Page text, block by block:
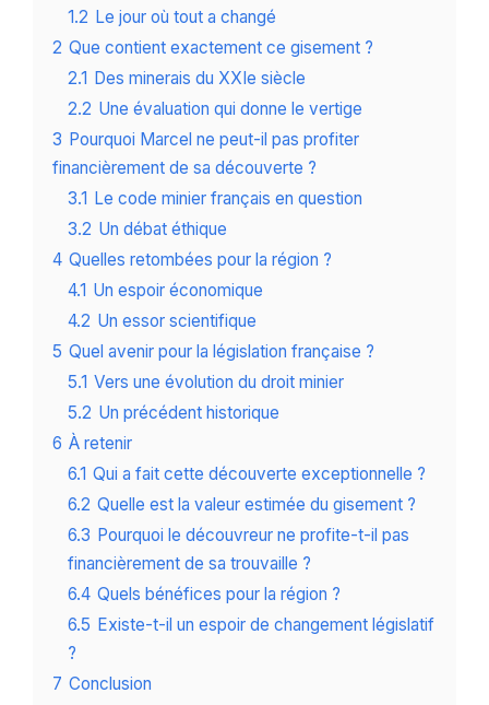
1.2 Le jour où tout a changé
2 Que contient exactement ce gisement ?
2.1 Des minerais du XXIe siècle
2.2 Une évaluation qui donne le vertige
3 Pourquoi Marcel ne peut-il pas profiter
financièrement de sa découverte ?
3.1 Le code minier français en question
3.2 Un débat éthique
4 Quelles retombées pour la région ?
4.1 Un espoir économique
4.2 Un essor scientifique
5 Quel avenir pour la législation française ?
5.1 Vers une évolution du droit minier
5.2 Un précédent historique
6 À retenir
6.1 Qui a fait cette découverte exceptionnelle ?
6.2 Quelle est la valeur estimée du gisement ?
6.3 Pourquoi le découvreur ne profite-t-il pas
financièrement de sa trouvaille ?
6.4 Quels bénéfices pour la région ?
6.5 Existe-t-il un espoir de changement législatif
?
7 Conclusion